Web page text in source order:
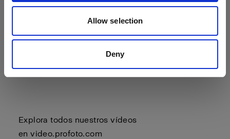
Allow selection
Deny
Explora todos nuestros vídeos
envideo.profoto.com